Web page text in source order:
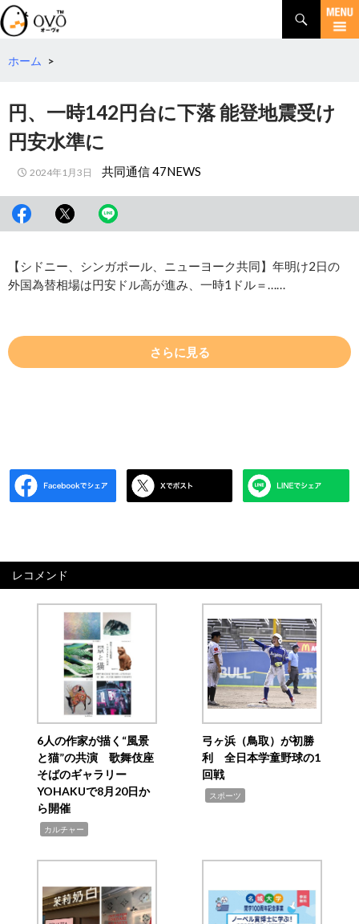
検
索
コ
テホーム >
円、一時142円台に下落 能登地震受け
円安水準に
2024年1月3日 共同通信 47NEWS
【シドニー、シンガポール、ニューヨーク共同】年明け2日の
外国為替相場は円安ドル高が進み、一時1ドル＝……
さらに見る
レコメンド
6人の作家が描く“風景
と猫”の共演 歌舞伎座
そばのギャラリー
YOHAKUで8月20日か
ら開催
カルチャー
弓ヶ浜（鳥取）が初勝
利 全日本学童野球の1
回戦
スポーツ